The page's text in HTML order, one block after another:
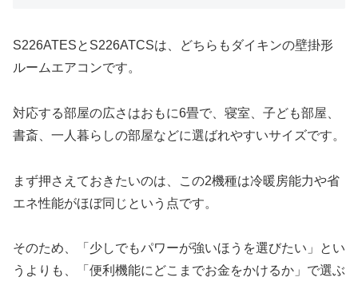
S226ATESとS226ATCSは、どちらもダイキンの壁掛形
ルームエアコンです。
対応する部屋の広さはおもに6畳で、寝室、子ども部屋、
書斎、一人暮らしの部屋などに選ばれやすいサイズです。
まず押さえておきたいのは、この2機種は冷暖房能力や省
エネ性能がほぼ同じという点です。
そのため、「少しでもパワーが強いほうを選びたい」とい
うよりも、「便利機能にどこまでお金をかけるか」で選ぶ